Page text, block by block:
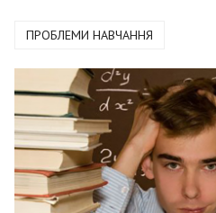
ПРОБЛЕМИ НАВЧАННЯ